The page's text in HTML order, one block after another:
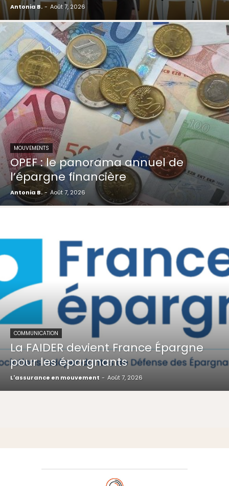
Antonia B. - Août 7, 2026
MOUVEMENTS
OPEF : le panorama annuel de
l’épargne financière
Antonia B. - Août 7, 2026
COMMUNICATION
La FAIDER devient France Épargne
pour les épargnants
L'assurance en mouvement - Août 7, 2026